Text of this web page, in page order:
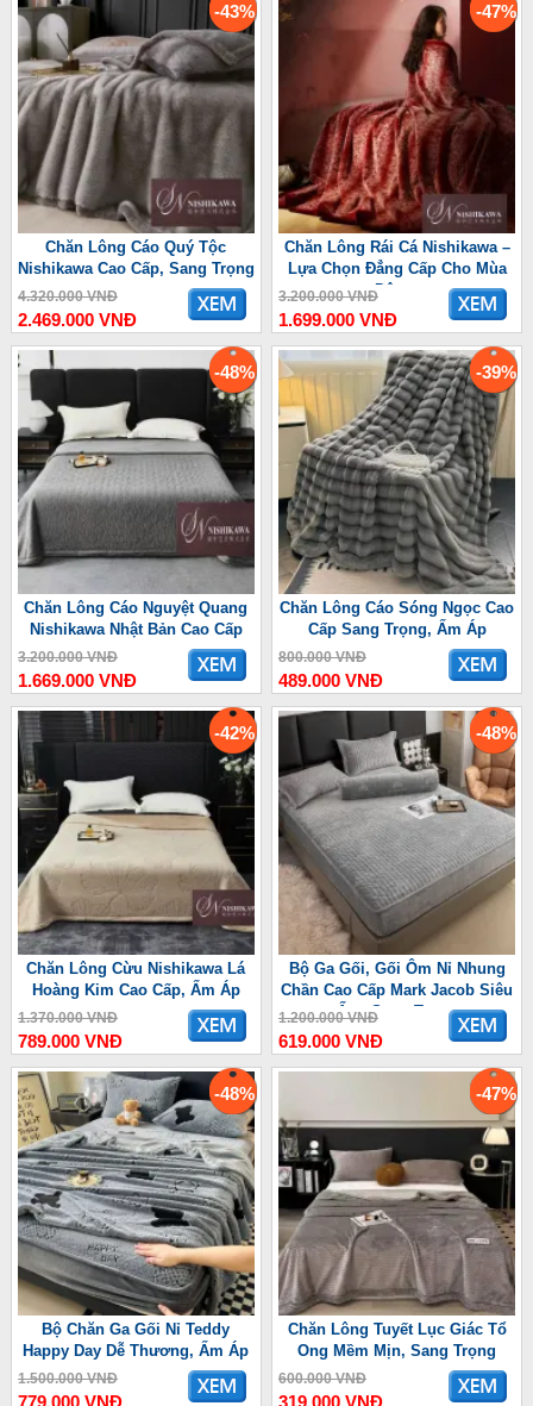
-43%
Chăn Lông Cáo Quý Tộc
Nishikawa Cao Cấp, Sang Trọng
4.320.000 VNĐ
2.469.000 VNĐ
-47%
Chăn Lông Rái Cá Nishikawa –
Lựa Chọn Đẳng Cấp Cho Mùa
Đông
3.200.000 VNĐ
1.699.000 VNĐ
-48%
Chăn Lông Cáo Nguyệt Quang
Nishikawa Nhật Bản Cao Cấp
3.200.000 VNĐ
1.669.000 VNĐ
-39%
Chăn Lông Cáo Sóng Ngọc Cao
Cấp Sang Trọng, Ấm Áp
800.000 VNĐ
489.000 VNĐ
-42%
Chăn Lông Cừu Nishikawa Lá
Hoàng Kim Cao Cấp, Ấm Áp
1.370.000 VNĐ
789.000 VNĐ
-48%
Bộ Ga Gối, Gối Ôm Nỉ Nhung
Chần Cao Cấp Mark Jacob Siêu
Ấm, Sang Trọng
1.200.000 VNĐ
619.000 VNĐ
-48%
Bộ Chăn Ga Gối Nỉ Teddy
Happy Day Dễ Thương, Ấm Áp
1.500.000 VNĐ
779.000 VNĐ
-47%
Chăn Lông Tuyết Lục Giác Tổ
Ong Mềm Mịn, Sang Trọng
600.000 VNĐ
319.000 VNĐ